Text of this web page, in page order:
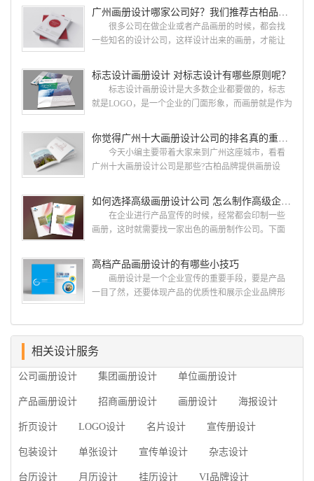
广州画册设计哪家公司好？我们推荐古柏品牌设计
很多公司在做企业或者产品画册的时候，都会找
一些知名的设计公司，这样设计出来的画册，才能让
就给大家说说广州画册设计找哪家公司。 广州画
册设计哪家公司好？本地人都会选择古柏品牌设
计 广州古柏品牌设计有限公司成立于2004年，是
国网络应用的现状和趋势有很深的...
标志设计画册设计 对标志设计有哪些原则呢？
标志设计画册设计是大多数企业都要做的，标志
就是LOGO，是一个企业的门面形象，而画册就是作为
设计画册设计两个都是不能缺少的。标志设计画册设
计 简练、概括、完美!即要成功到几乎找不至更好
的替代方案的程度是我们的目标，其难度比之其它任
用目的、适用范畴并深刻...
你觉得广州十大画册设计公司的排名真的重要吗？
今天小编主要带着大家来到广州这座城市，看看
广州十大画册设计公司是那些?古柏品牌提供画册设
计经验,服务过3000多家的广州集团/单位/产品/目录画
册设计/印刷公司。相信不少喜欢设计的小伙伴都会对
今天的内容感兴趣吧! 一、广州的古柏设计 古
广的专业...
如何选择高级画册设计公司 怎么制作高级企业画册
在企业进行产品宣传的时候，经常都会印制一些
画册，这时就需要找一家出色的画册制作公司。下面
司，怎么制作高级企业画册?高级画册设计公司 如
何选择高级画册设计公司 首先是员工的能力是否
过硬。这包括调研人员观察捕捉信息、与企业顺利沟
练掌握制作软件，深谙画册设...
高档产品画册设计的有哪些小技巧
画册设计是一个企业宣传的重要手段，要是产品
一目了然，还要体现产品的优质性和展示企业品牌形
产品画册设计要注重企业文化，引起客户关注 现
在企业都在使用产品画册来进行市场宣传，高档产品
个成功的高档产品画册设计，能够将一个公司的企业
相关设计服务
公司画册设计 集团画册设计 单位画册设计
产品画册设计 招商画册设计 画册设计 海报设计
折页设计 LOGO设计 名片设计 宣传册设计
包装设计 单张设计 宣传单设计 杂志设计
台历设计 月历设计 挂历设计 VI品牌设计